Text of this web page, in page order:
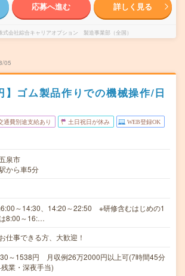
応募へ進む 詳しく見る
式会社綜合キャリアオプション 製造事業部（全国）
05
】ゴム製品作りでの機械操作/日
通費別途支給あり 土日祝日が休み WEB登録OK
泉市
から車5分
～14:30、14:20～22:50 ※研修含むはじめの1
8:00～16:…
仕事できる方、大歓迎！
～1538円 月収例26万2000円以上可(7時間45分
業・深夜手当)